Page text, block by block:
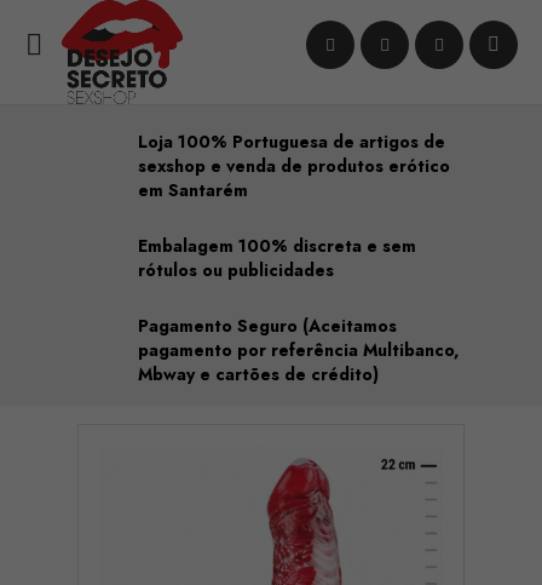

Loja 100% Portuguesa de artigos de
sexshop e venda de produtos erótico
em Santarém
Embalagem 100% discreta e sem
rótulos ou publicidades
Pagamento Seguro (Aceitamos
pagamento por referência Multibanco,
Mbway e cartões de crédito)